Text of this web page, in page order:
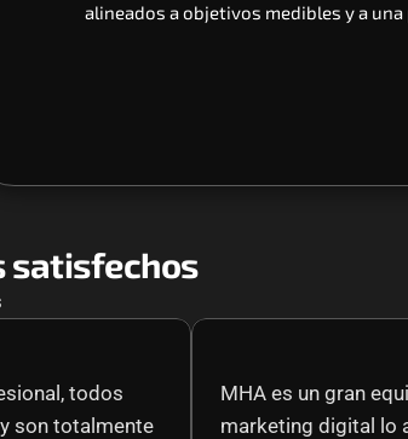
alineados a objetivos medibles y a
satisfechos
son totalmente
MHA es un gran
marketing digital lo